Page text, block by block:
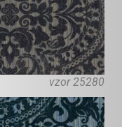
vzor 25280